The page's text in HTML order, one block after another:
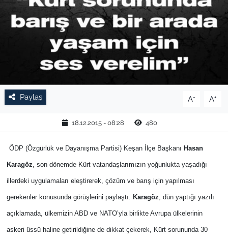
Paylaş A- A+
18.12.2015 - 08:28 480
ÖDP (Özgürlük ve Dayanışma Partisi) Keşan İlçe Başkanı Hasan
Karagöz , son dönemde Kürt vatandaşlarımızın yoğunlukta yaşadığı
illerdeki uygulamaları eleştirerek, çözüm ve barış için yapılması
gerekenler konusunda görüşlerini paylaştı. Karagöz , dün yaptığı yazılı
açıklamada, ülkemizin ABD ve NATO’yla birlikte Avrupa ülkelerinin
askeri üssü haline getirildiğine de dikkat çekerek, Kürt sorununda 30
SAĞLIK
TARIM VE HAYVANCILIK
KÜLTÜR SANAT
YAŞAM
TEKİRDAĞ